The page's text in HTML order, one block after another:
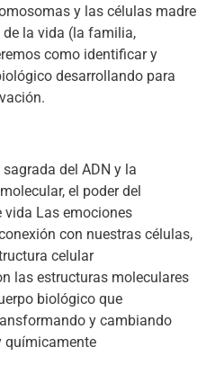
y las células madre
la vida (la familia,
como identificar y
desarrollando para
del ADN y la
el poder del
vida Las emociones
con nuestras células,
celular
las estructuras moleculares
biológico que
y cambiando
químicamente